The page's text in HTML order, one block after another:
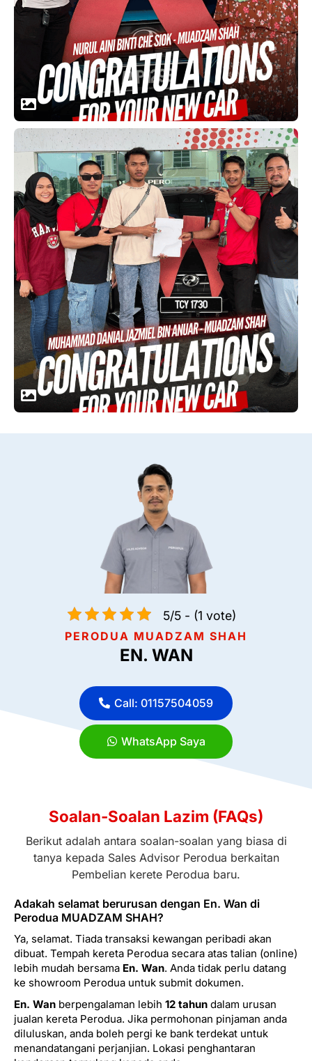
5/5 - (1 vote)
PERODUA MUADZAM SHAH
EN. WAN
Call: 01157504059
WhatsApp Saya
Soalan-Soalan Lazim (FAQs)
Berikut adalah antara soalan-soalan yang biasa di
tanya kepada Sales Advisor Perodua berkaitan
Pembelian kerete Perodua baru.
Adakah selamat berurusan dengan En. Wan di
Perodua MUADZAM SHAH?
Ya, selamat. Tiada transaksi kewangan peribadi akan
dibuat. Tempah kereta Perodua secara atas talian (online)
lebih mudah bersama En. Wan. Anda tidak perlu datang
ke showroom Perodua untuk submit dokumen.
En. Wan berpengalaman lebih 12 tahun dalam urusan
jualan kereta Perodua. Jika permohonan pinjaman anda
diluluskan, anda boleh pergi ke bank terdekat untuk
menandatangani perjanjian. Lokasi penghantaran